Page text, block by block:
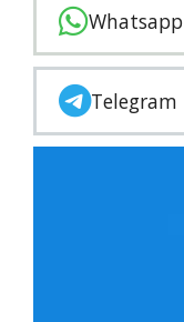
Whatsapp
Telegram